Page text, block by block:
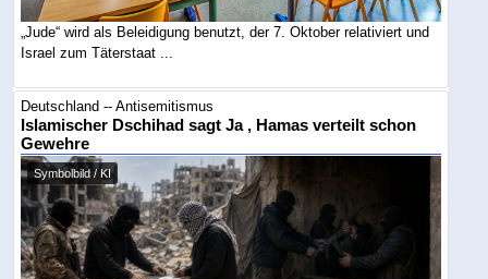
„Jude“ wird als Beleidigung benutzt, der 7. Oktober relativiert und
Israel zum Täterstaat ...
Deutschland -- Antisemitismus
Islamischer Dschihad sagt Ja , Hamas verteilt schon
Gewehre
Symbolbild / KI